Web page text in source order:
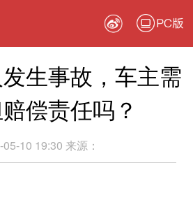
PC版
生事故，车主需
偿责任吗？
10 19:30 来源：